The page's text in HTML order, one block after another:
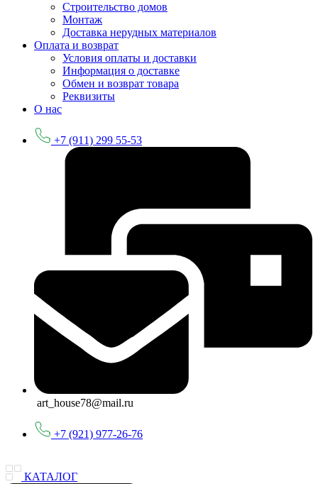
Строительство домов
Монтаж
Доставка нерудных материалов
Оплата и возврат
Условия оплаты и доставки
Информация о доставке
Обмен и возврат товара
Реквизиты
О нас
+7 (911) 299 55-53
art_house78@mail.ru
+7 (921) 977-26-76
КАТАЛОГ